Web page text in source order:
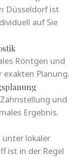
Düsseldorf ist
auf Sie
Röntgen und
exakten Planung.
und
Ergebnis.
lokaler
ist in der Regel